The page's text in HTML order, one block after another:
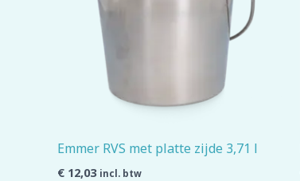
Emmer RVS met platte zijde 3,71 l
€ 12,03 incl. btw